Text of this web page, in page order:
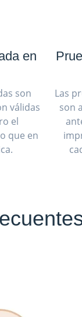
en
son
válidas
el
que en
Las
son